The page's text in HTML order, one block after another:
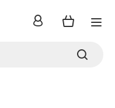
inloggen